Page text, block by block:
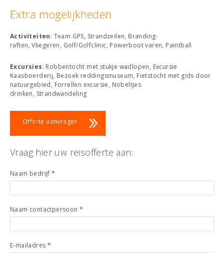
Extra mogelijkheden
Activiteiten: Team GPS, Strandzeilen, Branding-
raften, Vliegeren, Golf/Golfclinic, Powerboot varen, Paintball
Excursies: Robbentocht met stukje wadlopen, Excursie
Kaasboerderij, Bezoek reddingsmuseum, Fietstocht met gids door
natuurgebied, Forrellen excursie, Nobeltjes
drinken, Strandwandeling
Offerte aanvragen
Vraag hier uw reisofferte aan:
Naam bedrijf*
Naam contactpersoon *
E-mailadres *